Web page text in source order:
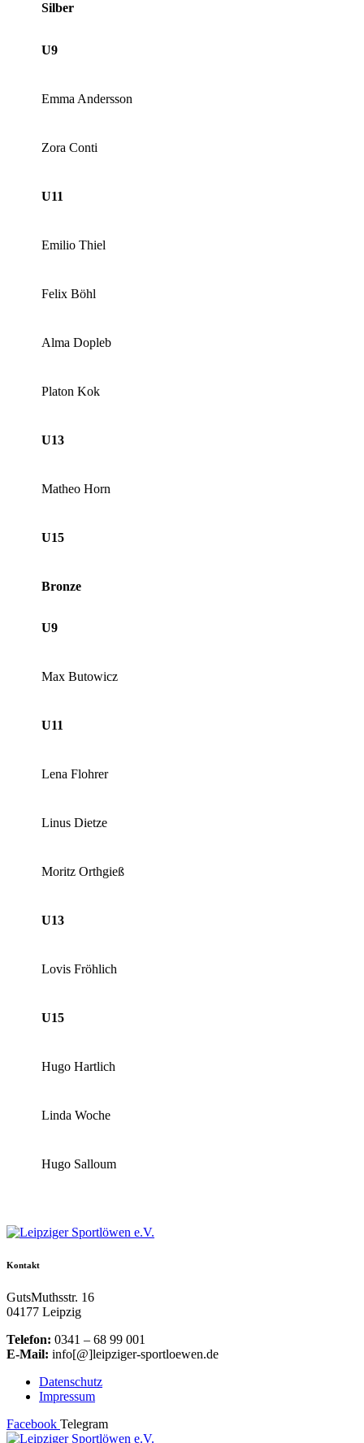
Silber
U9
Emma Andersson
Zora Conti
U11
Emilio Thiel
Felix Böhl
Alma Dopleb
Platon Kok
U13
Matheo Horn
U15
Bronze
U9
Max Butowicz
U11
Lena Flohrer
Linus Dietze
Moritz Orthgieß
U13
Lovis Fröhlich
U15
Hugo Hartlich
Linda Woche
Hugo Salloum
Kontakt
GutsMuthsstr. 16
04177 Leipzig
Telefon: 0341 – 68 99 001
E-Mail: info[@]leipziger-sportloewen.de
Datenschutz
Impressum
Facebook Telegram